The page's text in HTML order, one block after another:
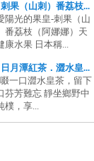
刺果（山刺）番荔枝...
陽光的果皇-刺果（山
番荔枝（阿娜娜）天
康水果 日本稱...
日月潭紅茶．澀水皇...
一口澀水皇茶，留下
芬芳難忘 靜坐鄉野中
樸，享...